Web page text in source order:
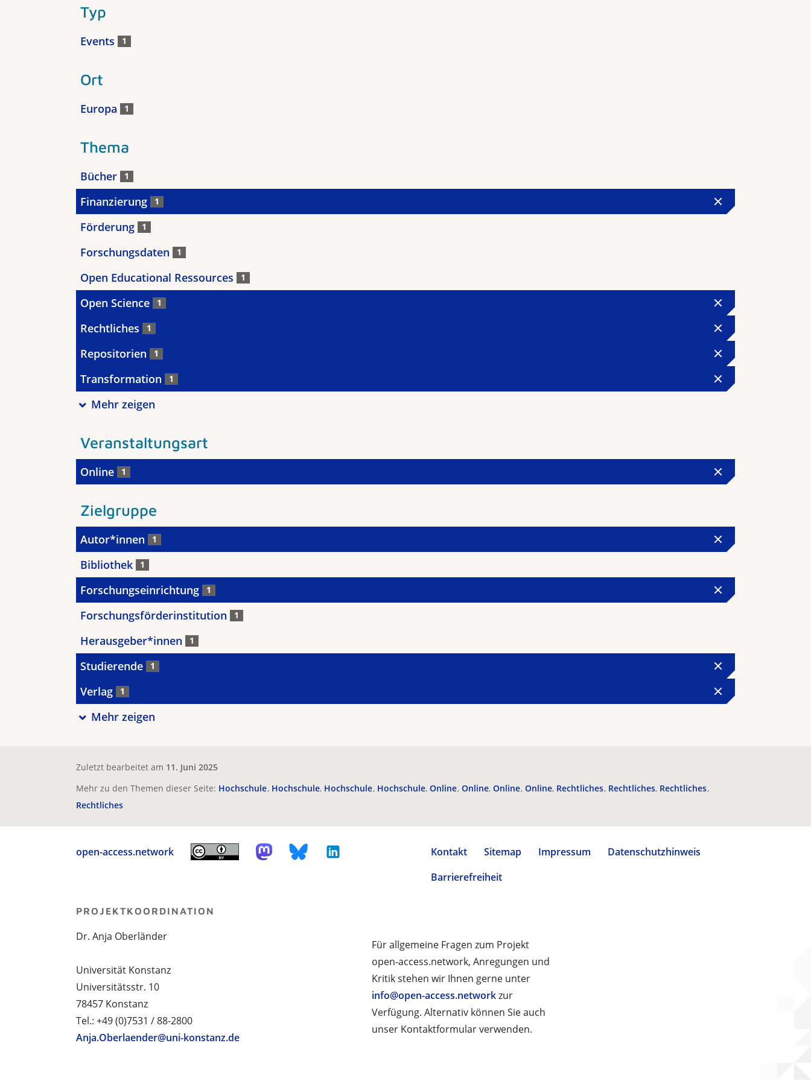
Typ
Events 1
Ort
Europa 1
Thema
Bücher 1
Finanzierung 1
Förderung 1
Forschungsdaten 1
Open Educational Ressources 1
Open Science 1
Rechtliches 1
Repositorien 1
Transformation 1
Mehr zeigen
Veranstaltungsart
Online 1
Zielgruppe
Autor*innen 1
Bibliothek 1
Forschungseinrichtung 1
Forschungsförderinstitution 1
Herausgeber*innen 1
Studierende 1
Verlag 1
Mehr zeigen
Zuletzt bearbeitet am 11. Juni 2025
Mehr zu den Themen dieser Seite: Hochschule Hochschule Hochschule Hochschule Online Online Online Online Rechtliches Rechtliches Rechtliches
Rechtliches
open-access.network Kontakt Sitemap Impressum
Datenschutzhinweis
Barrierefreiheit
Für allgemeine Fragen zum Projekt
open-access.network, Anregungen und
Kritik stehen wir Ihnen gerne unter
info@open-access.networkzur
Verfügung. Alternativ können Sie auch
unser Kontaktformular verwenden.
PROJEKTKOORDINATION
Dr. Anja Oberländer
Universität Konstanz
Universitätsstr. 10
78457 Konstanz
Tel.: +49 (0)7531 / 88-2800
Anja.Oberlaender@uni-konstanz.de